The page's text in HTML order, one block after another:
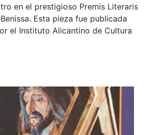
en el prestigioso Premis Literaris
. Esta pieza fue publicada
el Instituto Alicantino de Cultura